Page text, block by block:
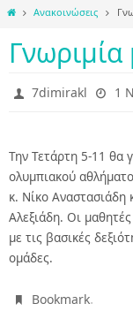
HomeΑνακοινώσεις
Γνωριμία
7dimirakl 1
Την Τετάρτη 5-11 θα
ολυμπιακού
κ. Νίκο Αναστασιάδη
Αλεξιάδη. Οι
με τις βασικές
ομάδες.
Bookmark.